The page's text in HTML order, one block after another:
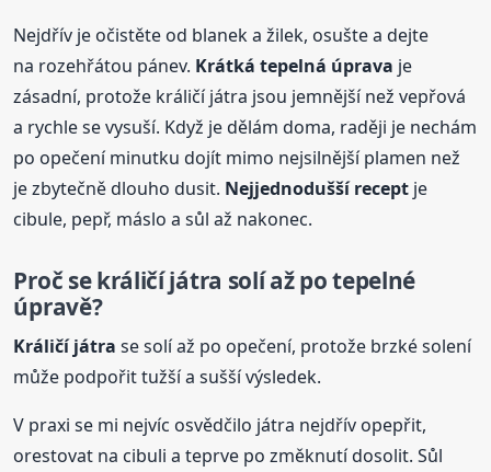
Nejdřív je očistěte od blanek a žilek, osušte a dejte
na rozehřátou pánev. Krátká tepelná úprava je
zásadní, protože králičí játra jsou jemnější než vepřová
a rychle se vysuší. Když je dělám doma, raději je nechám
po opečení minutku dojít mimo nejsilnější plamen než
je zbytečně dlouho dusit. Nejjednodušší recept je
cibule, pepř, máslo a sůl až nakonec.
Proč se králičí játra solí až po tepelné
úpravě?
Králičí játra se solí až po opečení, protože brzké solení
může podpořit tužší a sušší výsledek.
V praxi se mi nejvíc osvědčilo játra nejdřív opepřit,
orestovat na cibuli a teprve po změknutí dosolit. Sůl